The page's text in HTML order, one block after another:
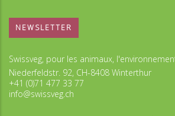
NEWSLETTER
Swissveg, pour les animaux,
Niederfeldstr. 92, CH-8408 Winterthur
+41 (0)71 477 33 77
info@swissveg.ch